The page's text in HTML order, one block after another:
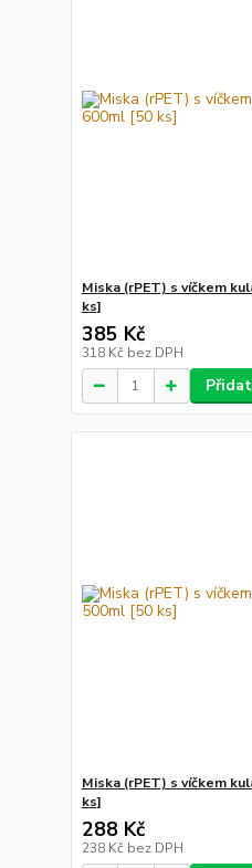
Miska (rPET) s víčkem
ks]
385 Kč
318 Kč bez DPH
Miska (rPET) s víčkem
ks]
288 Kč
238 Kč bez DPH